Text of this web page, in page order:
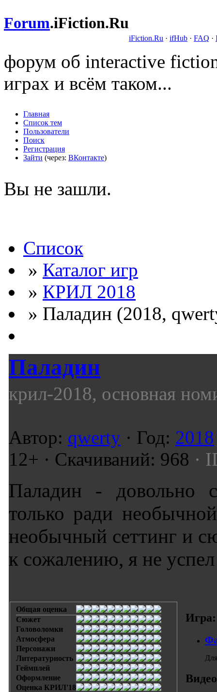
Forum.iFiction.Ru
iFiction.Ru · ifHub · FAQ ·
форум об interactive
играх и всём таком...
Главная
Список тем
Пользователи
Поиск
Регистрация
Зайти (через: ВКонтакте)
Вы не зашли.
Список
» Каталог игр
» КРИЛ 2018
» Паладин (2018,
Паладин
крил-2018, основная
Автор: qwerty · Год: 2018
12+ · Скачиваний: 968 ·
Паладин - довольно
только ради
необычный сеттинг и
к сожалению, я не успел
Общая оценка
Сюжет
Головоломки
Атмосфера
Персонажи
Литературность
Геймплей
Оформление
Оценка КРИЛ'18
Игра: